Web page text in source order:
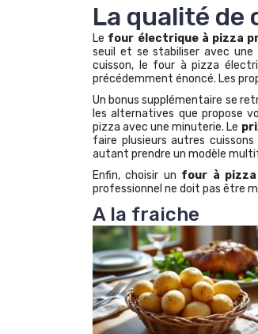
La qualité de
Le four électrique à pizza
seuil et se stabiliser avec
cuisson, le four à pizza
précédemment énoncé. Les
Un bonus supplémentaire se
les alternatives que propose
pizza avec une minuterie. Le
faire plusieurs autres
autant prendre un modèle
Enfin, choisir un four à pizza
professionnel ne doit pas être
A la fraiche